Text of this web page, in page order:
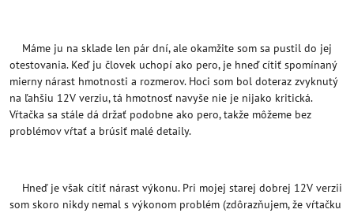
Máme ju na sklade len pár dní, ale okamžite som sa pustil do jej
otestovania. Keď ju človek uchopí ako pero, je hneď cítiť spomínaný
mierny nárast hmotnosti a rozmerov. Hoci som bol doteraz zvyknutý
na ľahšiu 12V verziu, tá hmotnosť navyše nie je nijako kritická.
Vŕtačka sa stále dá držať podobne ako pero, takže môžeme bez
problémov vŕtať a brúsiť malé detaily.
Hneď je však cítiť nárast výkonu. Pri mojej starej dobrej 12V verzii
som skoro nikdy nemal s výkonom problém (zdôrazňujem, že vŕtačku